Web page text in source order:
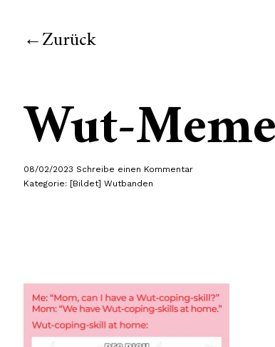
Zurück
Wut-
08/02/2023 Schreibe einen Kommentar
Kategorie: [Bildet] Wutbanden